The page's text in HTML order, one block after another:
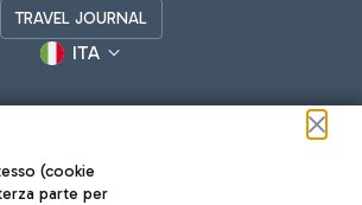
TRAVEL JOURNAL
ITA
(cookie
parte per